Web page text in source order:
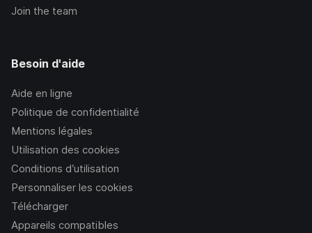
Join the team
Besoin d'aide
Aide en ligne
Politique de confidentialité
Mentions légales
Utilisation des cookies
Conditions d’utilisation
Personnaliser les cookies
Télécharger
Appareils compatibles